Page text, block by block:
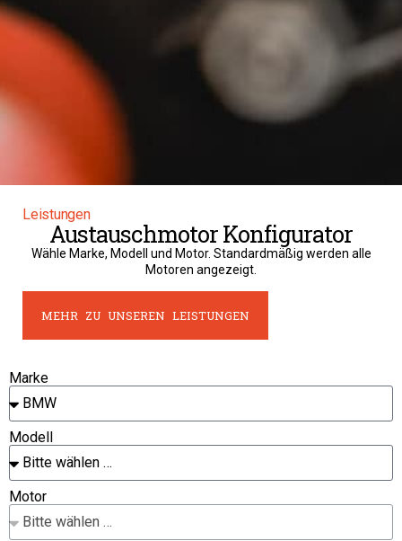
Leistungen
Austauschmotor Konfigurator
Wähle Marke, Modell und Motor. Standardmäßig werden alle
Motoren angezeigt.
MEHR ZU UNSEREN LEISTUNGEN
Marke
Modell
Motor